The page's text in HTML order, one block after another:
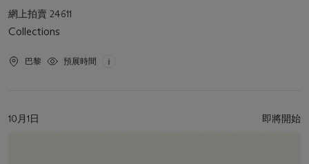
活
動
類
網上拍賣 24611
Collections
活
巴黎 預展時間
活
10月1日 即將開始